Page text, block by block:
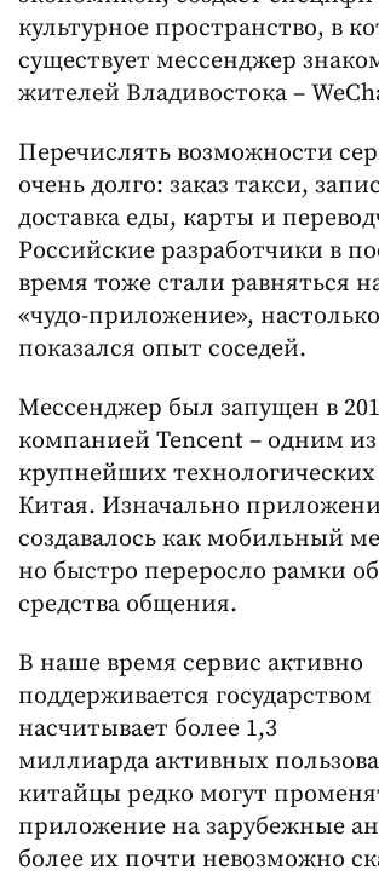
культурное пространство, в
существует мессенджер
жителей Владивостока –
Перечислять возможности
очень долго: заказ такси,
доставка еды, карты и
Российские разработчики в
время тоже стали равняться
«чудо-приложение»,
показался опыт соседей.
Мессенджер был запущен в
компанией Tencent – одним из
крупнейших технологических
Китая. Изначально
создавалось как мобильный
но быстро переросло рамки
средства общения.
В наше время сервис активно
поддерживается государством
насчитывает более 1,3
миллиарда активных
китайцы редко могут
приложение на зарубежные
более их почти невозможно